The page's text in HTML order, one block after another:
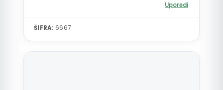
Uporedi
ŠIFRA: 6667